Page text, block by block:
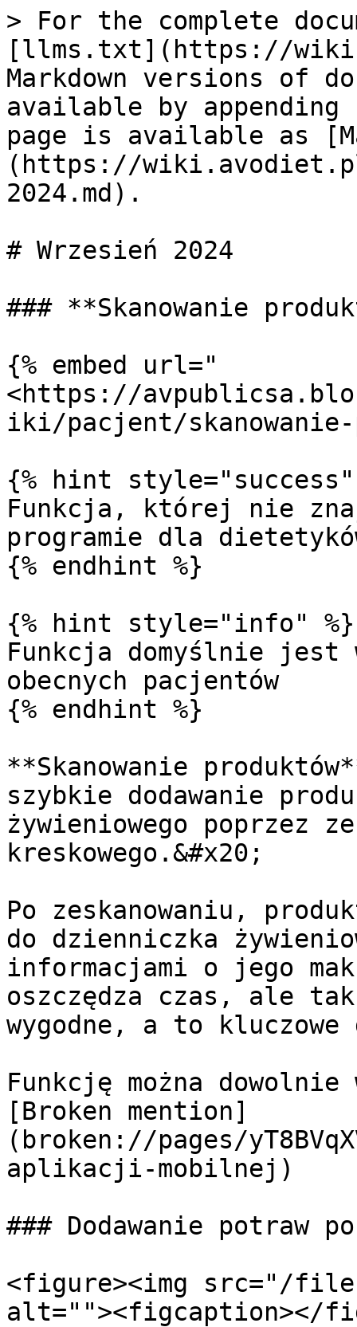
> For the complete
[llms.txt](https://
Markdown versions of
available by
page is available as
(https://
2024.md).
# Wrzesień 2024
### **Skanowanie
{% embed url="
<https://
iki/pacjent/skanowanie-
{% hint style="success"
Funkcja, której nie
programie dla
{% endhint %}
{% hint style="info" %}
Funkcja domyślnie jest
obecnych pacjentów
{% endhint %}
**Skanowanie
szybkie dodawanie
żywieniowego poprzez
kreskowego.&#x20;
Po zeskanowaniu,
do dzienniczka
informacjami o jego
oszczędza czas, ale
wygodne, a to
Funkcję można dowolnie
[Broken mention]
(broken://pages/
aplikacji-mobilnej)
### Dodawanie potraw
<figure><img src="/files/
alt=""><figcaption></